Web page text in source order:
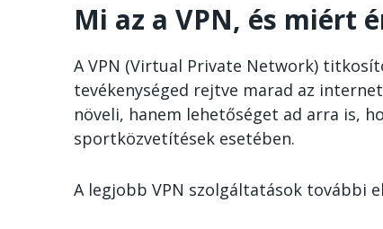
Mi az a VPN, és miért
A VPN (Virtual Private Network)
tevékenységed rejtve marad az
növeli, hanem lehetőséget ad arra is,
sportközvetítések esetében.
A legjobb VPN szolgáltatások további